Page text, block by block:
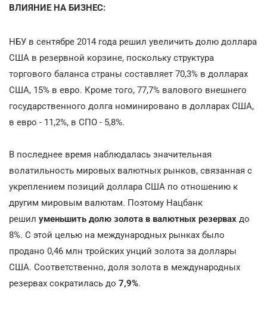
ВЛИЯНИЕ НА БИЗНЕС:
НБУ в сентябре 2014 года решил увеличить долю доллара
США в резервной корзине, поскольку структура
торгового баланса страны составляет 70,3% в долларах
США, 15% в евро. Кроме того, 77,7% валового внешнего
государственного долга номинировано в долларах США,
в евро - 11,2%, в СПО - 5,8%.
В последнее время наблюдалась значительная
волатильность мировых валютных рынков, связанная с
укреплением позиций доллара США по отношению к
другим мировым валютам. Поэтому Нацбанк
решил уменьшить долю золота в валютных резервах до
8%. С этой целью на международных рынках было
продано 0,46 млн тройских унций золота за доллары
США. Соответственно, доля золота в международных
резервах сократилась до 7,9%.